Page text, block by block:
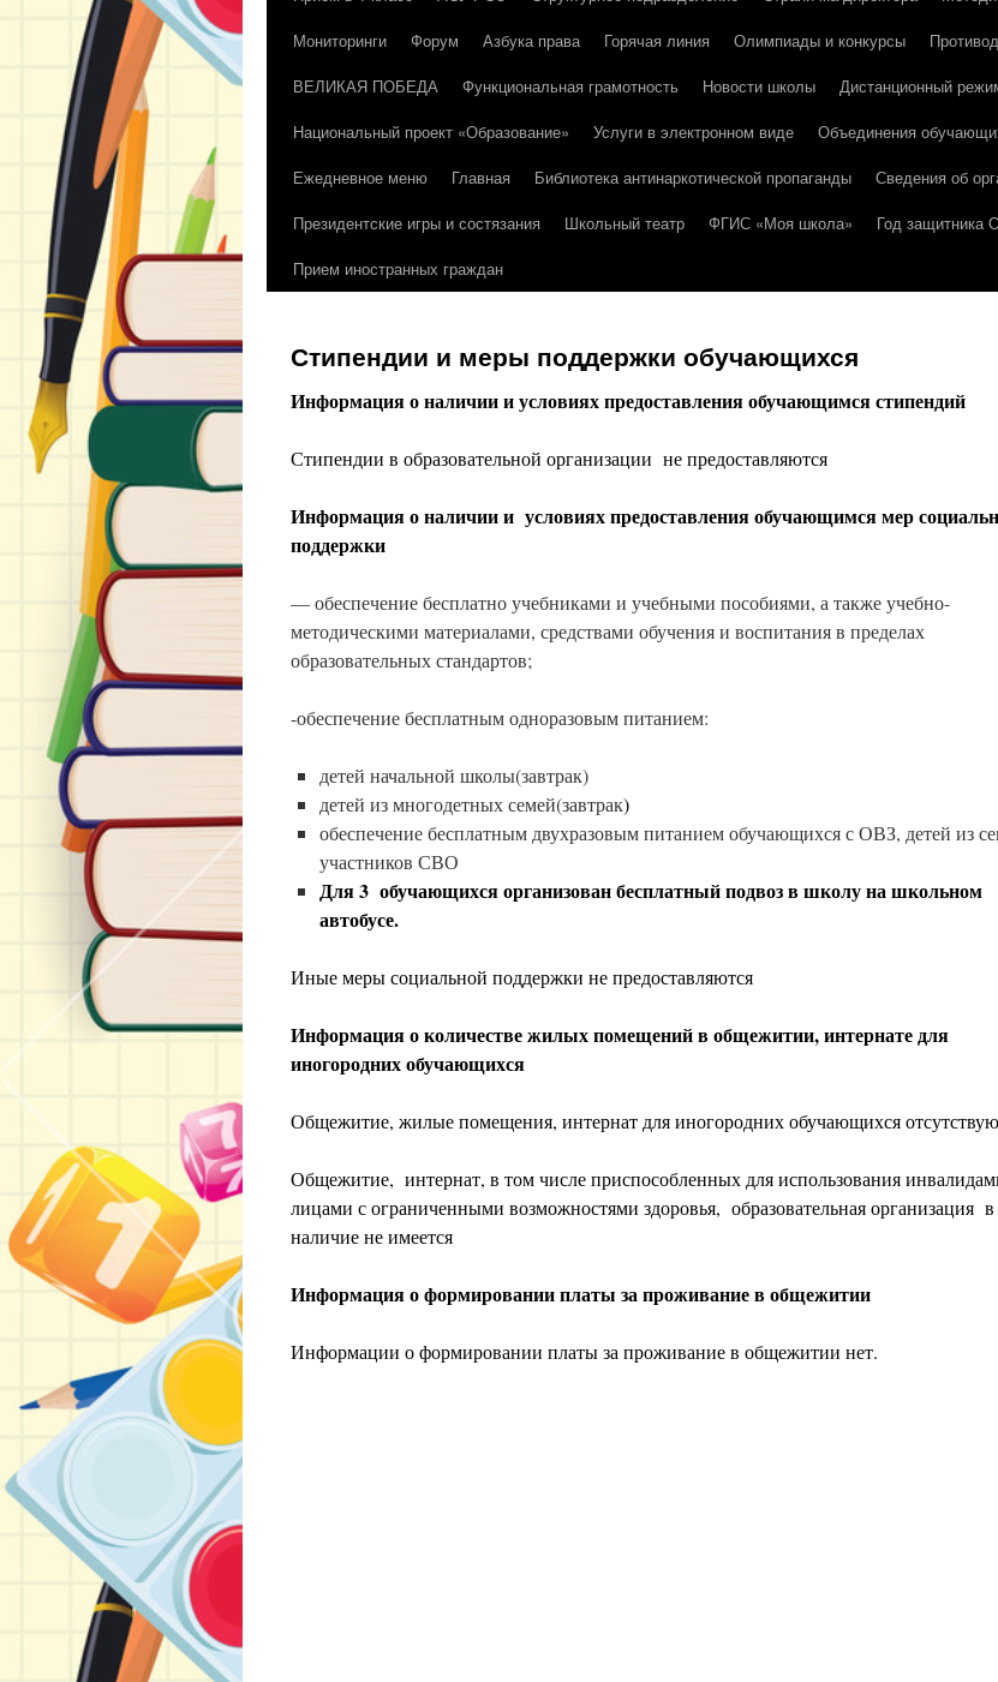
содержимому
Мониторинги
Форум Азбука права Горячая линия Олимпиады и конкурсы
ВЕЛИКАЯ ПОБЕДА
Функциональная грамотность Новости школы Дистанционный
Национальный проект «Образование»
Услуги в электронном виде Объединения
Ежедневное меню
Главная Библиотека антинаркотической пропаганды
Сведения об
Президентские игры и состязания
Школьный театр ФГИС «Моя школа» Год защитника
Прием иностранных граждан
Стипендии и меры поддержки обучающихся
Информация о наличии и условиях предоставления обучающимся стипендий
Стипендии в образовательной организации не предоставляются
Информация о наличии и условиях предоставления обучающимся мер
поддержки
— обеспечение бесплатно учебниками и учебными пособиями, а также учебно-
методическими материалами, средствами обучения и воспитания в пределах
образовательных стандартов;
-обеспечение бесплатным одноразовым питанием:
детей начальной школы(завтрак)
детей из многодетных семей(завтрак)
обеспечение бесплатным двухразовым питанием обучающихся с ОВЗ, детей из
участников СВО
Для 3 обучающихся организован бесплатный подвоз в школу на школьном
автобусе.
Иные меры социальной поддержки не предоставляются
Информация о количестве жилых помещений в общежитии, интернате для
иногородних обучающихся
Общежитие, жилые помещения, интернат для иногородних обучающихся
Общежитие, интернат, в том числе приспособленных для использования
лицами с ограниченными возможностями здоровья, образовательная организация в
наличие не имеется
Информация о формировании платы за проживание в общежитии
Информации о формировании платы за проживание в общежитии нет.